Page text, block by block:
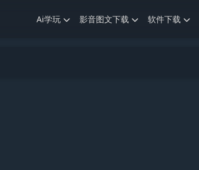
Ai学玩 影音图文下载 软件下载